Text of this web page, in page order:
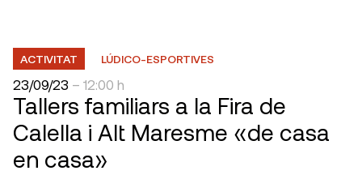
ACTIVITAT LÚDICO-ESPORTIVES
23/09/23 – 12:00 h
Tallers familiars a la Fira de
Calella i Alt Maresme «de casa
en casa»